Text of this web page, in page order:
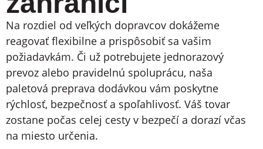
Na rozdiel od veľkých dopravcov dokážeme
reagovať flexibilne a prispôsobiť sa vašim
požiadavkám. Či už potrebujete jednorazový
prevoz alebo pravidelnú spoluprácu, naša
paletová preprava dodávkou vám poskytne
rýchlosť, bezpečnosť a spoľahlivosť. Váš tovar
zostane počas celej cesty v bezpečí a dorazí včas
na miesto určenia.